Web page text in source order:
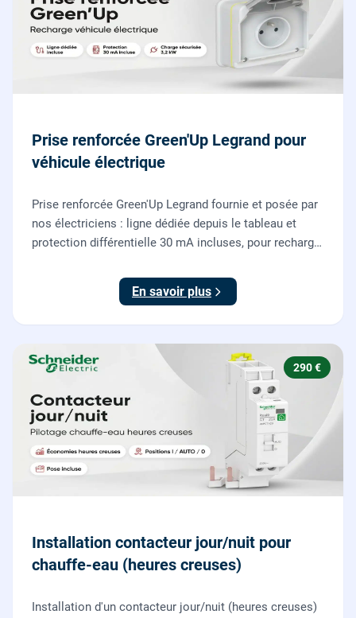
Prise renforcée Green'Up Legrand pour
véhicule électrique
Prise renforcée Green'Up Legrand fournie et posée par
nos électriciens : ligne dédiée depuis le tableau et
protection différentielle 30 mA incluses, pour recharger
En savoir plus
290 €
Installation contacteur jour/nuit pour
chauffe-eau (heures creuses)
Installation d'un contacteur jour/nuit (heures creuses)